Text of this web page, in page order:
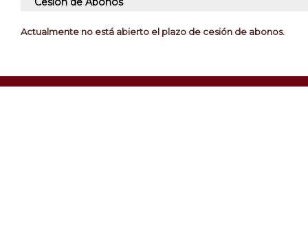
Actualmente no está abierto el plazo de cesión de abonos.